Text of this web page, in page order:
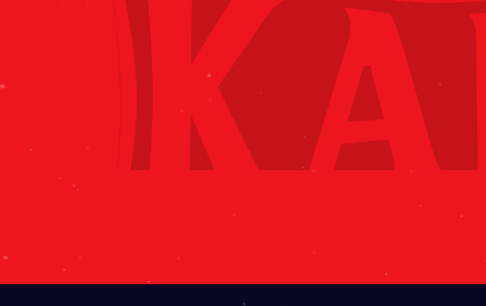
2018 UI/UX Tasarım
Web Geliştirme
Hizmetleri
Drupal Geliştirme
Bakım &